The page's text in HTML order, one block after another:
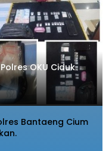
OKU Ciduk
Bantaeng Cium